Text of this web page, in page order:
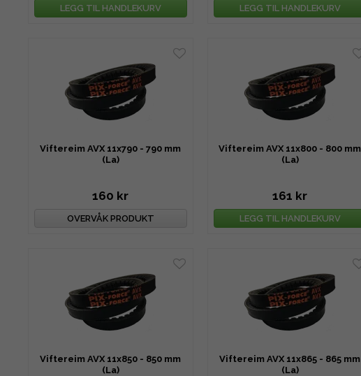
LEGG TIL HANDLEKURV LEGG TIL HANDLEKURV
Viftereim AVX 11x790 - 790 mm
(La)
160 kr
OVERVÅK PRODUKT
Viftereim AVX 11x800 - 800 mm
(La)
161 kr
LEGG TIL HANDLEKURV
Viftereim AVX 11x850 - 850 mm
(La)
Viftereim AVX 11x865 - 865 mm
(La)